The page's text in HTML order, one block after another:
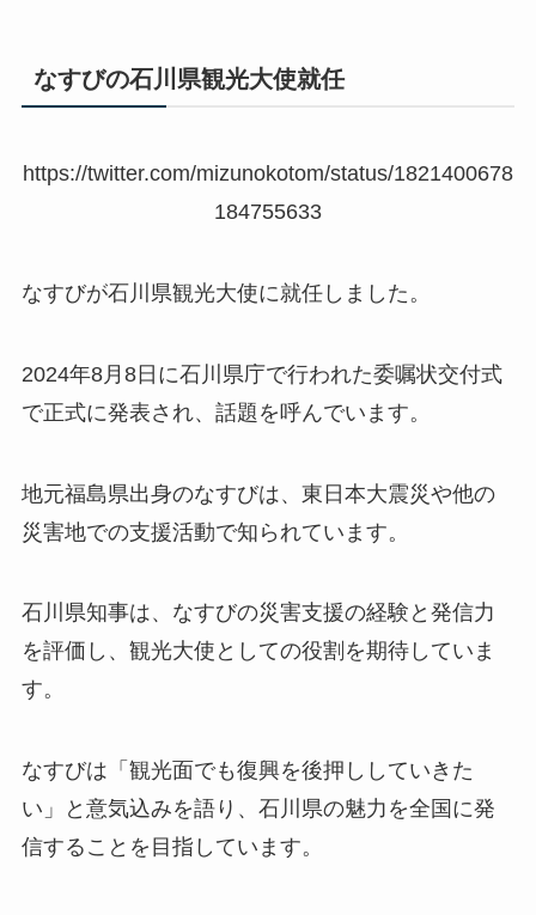
なすびの石川県観光大使就任
https://twitter.com/mizunokotom/status/1821400678
184755633
なすびが石川県観光大使に就任しました。
2024年8月8日に石川県庁で行われた委嘱状交付式
で正式に発表され、話題を呼んでいます。
地元福島県出身のなすびは、東日本大震災や他の
災害地での支援活動で知られています。
石川県知事は、なすびの災害支援の経験と発信力
を評価し、観光大使としての役割を期待していま
す。
なすびは「観光面でも復興を後押ししていきた
い」と意気込みを語り、石川県の魅力を全国に発
信することを目指しています。